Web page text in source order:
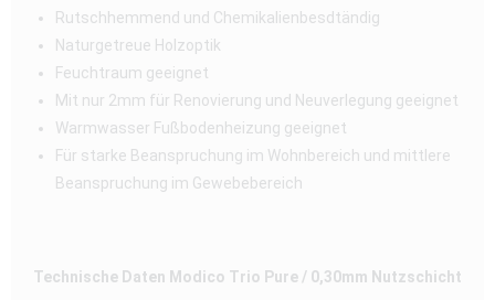
Rutschhemmend und Chemikalienbesdtändig
Naturgetreue Holzoptik
Feuchtraum geeignet
Mit nur 2mm für Renovierung und Neuverlegung geeignet
Warmwasser Fußbodenheizung geeignet
Für starke Beanspruchung im Wohnbereich und mittlere
Beanspruchung im Gewebebereich
Technische Daten Modico Trio Pure / 0,30mm Nutzschicht